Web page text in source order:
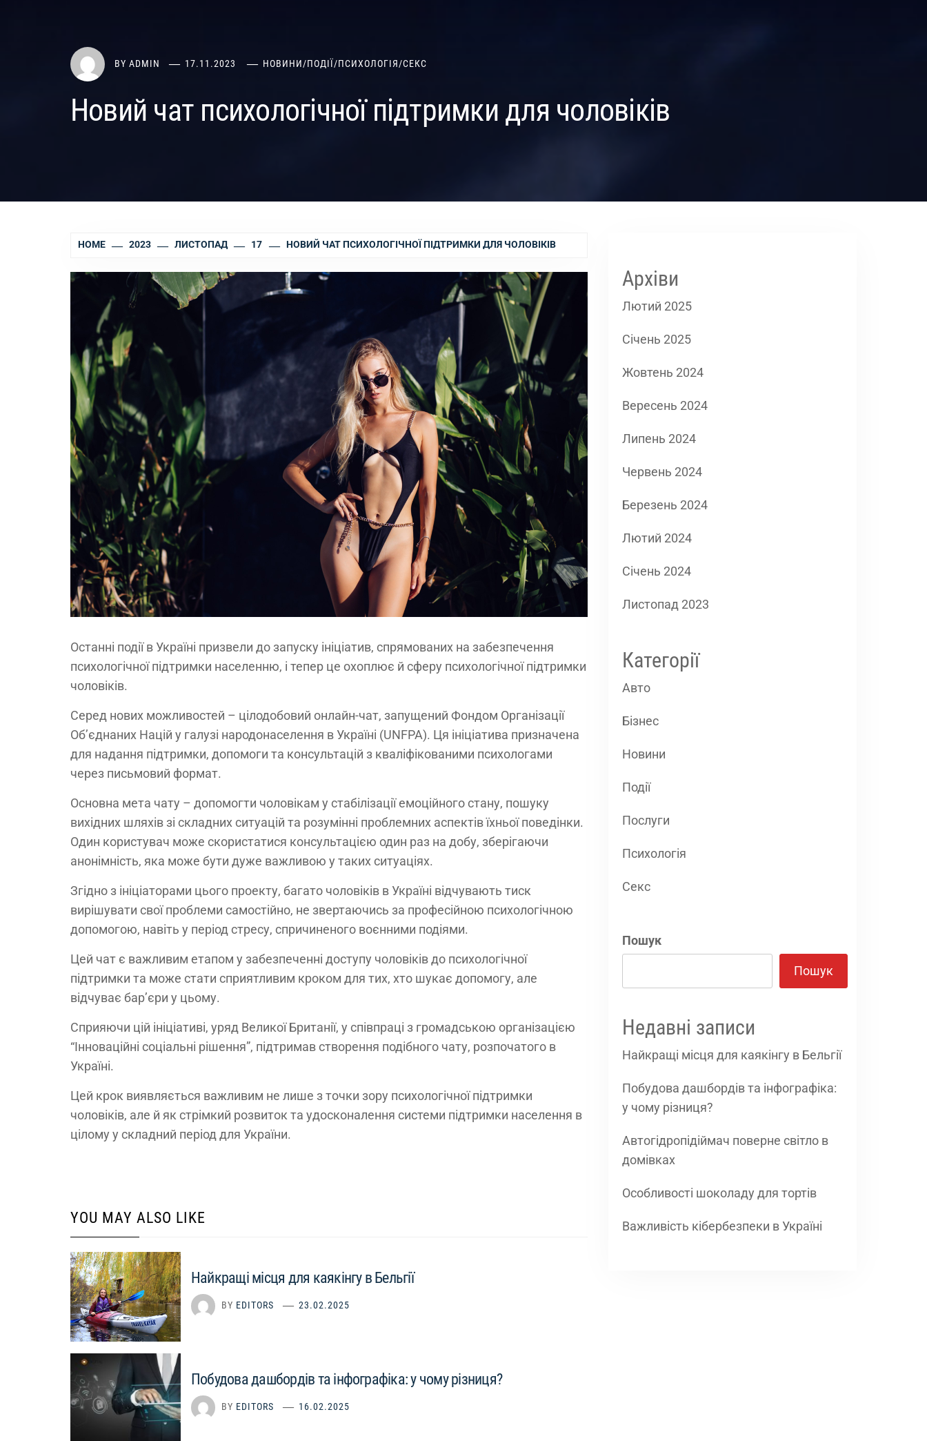
BY ADMIN 17.11.2023 НОВИНИ/ПОДІЇ/ПСИХОЛОГІЯ/СЕКС
Новий чат психологічної підтримки для чоловіків
HOME 2023 ЛИСТОПАД 17 НОВИЙ ЧАТ ПСИХОЛОГІЧНОЇ ПІДТРИМКИ ДЛЯ ЧОЛОВІКІВ
Останні події в Україні призвели до запуску ініціатив, спрямованих на забезпечення
психологічної підтримки населенню, і тепер це охоплює й сферу психологічної підтримки
чоловіків.
Серед нових можливостей – цілодобовий онлайн-чат, запущений Фондом Організації
Об’єднаних Націй у галузі народонаселення в Україні (UNFPA). Ця ініціатива призначена
для надання підтримки, допомоги та консультацій з кваліфікованими психологами
через письмовий формат.
Основна мета чату – допомогти чоловікам у стабілізації емоційного стану, пошуку
вихідних шляхів зі складних ситуацій та розумінні проблемних аспектів їхньої поведінки.
Один користувач може скористатися консультацією один раз на добу, зберігаючи
анонімність, яка може бути дуже важливою у таких ситуаціях.
Згідно з ініціаторами цього проекту, багато чоловіків в Україні відчувають тиск
вирішувати свої проблеми самостійно, не звертаючись за професійною психологічною
допомогою, навіть у період стресу, спричиненого воєнними подіями.
Цей чат є важливим етапом у забезпеченні доступу чоловіків до психологічної
підтримки та може стати сприятливим кроком для тих, хто шукає допомогу, але
відчуває бар’єри у цьому.
Сприяючи цій ініціативі, уряд Великої Британії, у співпраці з громадською організацією
“Інноваційні соціальні рішення”, підтримав створення подібного чату, розпочатого в
Україні.
Цей крок виявляється важливим не лише з точки зору психологічної підтримки
чоловіків, але й як стрімкий розвиток та удосконалення системи підтримки населення в
цілому у складний період для України.
YOU MAY ALSO LIKE
Найкращі місця для каякінгу в Бельгії
BY EDITORS 23.02.2025
Побудова дашбордів та інфографіка: у чому різниця?
BY EDITORS 16.02.2025
Архіви
Лютий 2025
Січень 2025
Жовтень 2024
Вересень 2024
Липень 2024
Червень 2024
Березень 2024
Лютий 2024
Січень 2024
Листопад 2023
Категорії
Авто
Бізнес
Новини
Події
Послуги
Психологія
Секс
Пошук
Пошук
Недавні записи
Найкращі місця для каякінгу в Бельгії
Побудова дашбордів та інфографіка:
у чому різниця?
Автогідропідіймач поверне світло в
домівках
Особливості шоколаду для тортів
Важливість кібербезпеки в Україні